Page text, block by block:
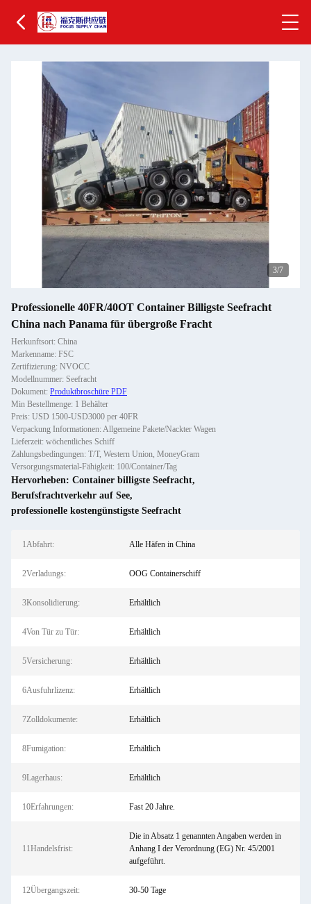
3/7
Professionelle 40FR/40OT Container Billigste Seefracht
China nach Panama für übergroße Fracht
Herkunftsort: China
Markenname: FSC
Zertifizierung: NVOCC
Modellnummer: Seefracht
Dokument: Produktbroschüre PDF
Min Bestellmenge: 1 Behälter
Preis: USD 1500-USD3000 per 40FR
Verpackung Informationen: Allgemeine Pakete/Nackter Wagen
Lieferzeit: wöchentliches Schiff
Zahlungsbedingungen: T/T, Western Union, MoneyGram
Versorgungsmaterial-Fähigkeit: 100/Container/Tag
Hervorheben: Container billigste Seefracht,
Berufsfrachtverkehr auf See,
professionelle kostengünstigste Seefracht
1Abfahrt: Alle Häfen in China
2Verladungs: OOG Containerschiff
3Konsolidierung: Erhältlich
4Von Tür zu Tür: Erhältlich
5Versicherung: Erhältlich
6Ausfuhrlizenz: Erhältlich
7Zolldokumente: Erhältlich
8Fumigation: Erhältlich
9Lagerhaus: Erhältlich
10Erfahrungen: Fast 20 Jahre.
11Handelsfrist:
Die in Absatz 1 genannten Angaben werden in
Anhang I der Verordnung (EG) Nr. 45/2001
aufgeführt.
12Übergangszeit: 30-50 Tage